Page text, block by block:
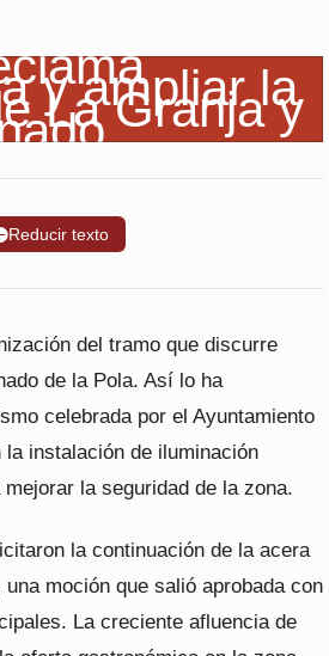
Reducir texto
del tramo que discurre
de la Pola. Así lo ha
celebrada por el Ayuntamiento
instalación de iluminación
la seguridad de la zona.
la continuación de la acera
moción que salió aprobada con
La creciente afluencia de